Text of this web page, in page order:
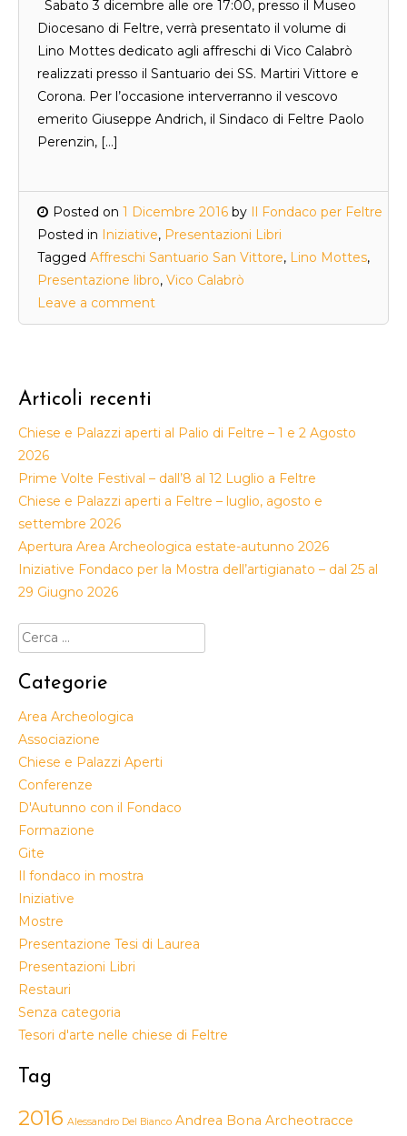
Sabato 3 dicembre alle ore 17:00, presso il Museo
Diocesano di Feltre, verrà presentato il volume di
Lino Mottes dedicato agli affreschi di Vico Calabrò
realizzati presso il Santuario dei SS. Martiri Vittore e
Corona. Per l’occasione interverranno il vescovo
emerito Giuseppe Andrich, il Sindaco di Feltre Paolo
Perenzin, […]
Posted on 1 Dicembre 2016 by Il Fondaco per Feltre
Posted in Iniziative, Presentazioni Libri
Tagged Affreschi Santuario San Vittore, Lino Mottes,
Presentazione libro, Vico Calabrò
Leave a comment
Articoli recenti
Chiese e Palazzi aperti al Palio di Feltre – 1 e 2 Agosto
2026
Prime Volte Festival – dall’8 al 12 Luglio a Feltre
Chiese e Palazzi aperti a Feltre – luglio, agosto e
settembre 2026
Apertura Area Archeologica estate-autunno 2026
Iniziative Fondaco per la Mostra dell’artigianato – dal 25 al
29 Giugno 2026
Ricerca
per:
Categorie
Area Archeologica
Associazione
Chiese e Palazzi Aperti
Conferenze
D'Autunno con il Fondaco
Formazione
Gite
Il fondaco in mostra
Iniziative
Mostre
Presentazione Tesi di Laurea
Presentazioni Libri
Restauri
Senza categoria
Tesori d'arte nelle chiese di Feltre
Tag
2016 Alessandro Del Bianco Andrea Bona Archeotracce